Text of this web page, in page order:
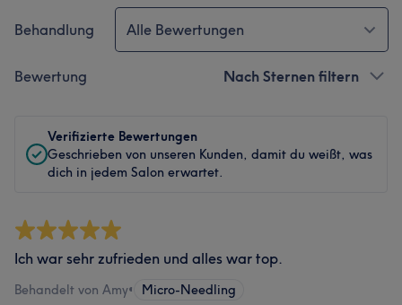
Behandlung Alle Bewertungen
Bewertung Nach Sternen filtern
Verifizierte Bewertungen
Geschrieben von unseren Kunden, damit du weißt, was
dich in jedem Salon erwartet.
Ich war sehr zufrieden und alles war top.
Behandelt von Amy• Micro-Needling